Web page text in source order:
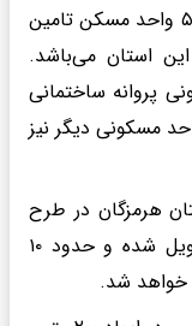
هزار و ۶۰۹ هکتار زمین برای ۸۱ هزار و ۵۹۳ واحد مسکن تامین
تعهدات این استان می‌باشد.
۵۹۱ واحد مسکونی پروانه ساختمانی
پروانه حدود ۵ هزار واحد مسکونی دیگر نیز
استان هرمزگان در طرح
نهضت ملی مسکن تاکنون تکمیل و تحویل شده و حدود ۱۰
خواهد شد.